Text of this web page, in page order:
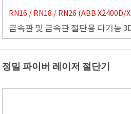
RN16 / RN18 / RN26 (ABB X2400D/
금속판 및 금속관 절단용 다기능
정밀 파이버 레이저 절단기